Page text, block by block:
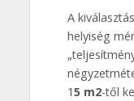
A
helyiség
15 m2-től